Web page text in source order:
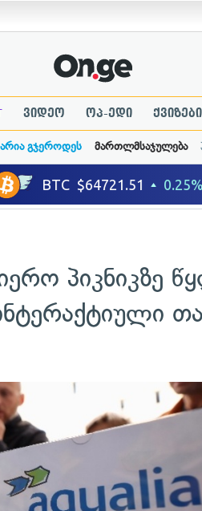
ვიდეო ოპ-ედი ქვიზები
გჯეროდეს მართლმსაჯულება
პიკნიკზე